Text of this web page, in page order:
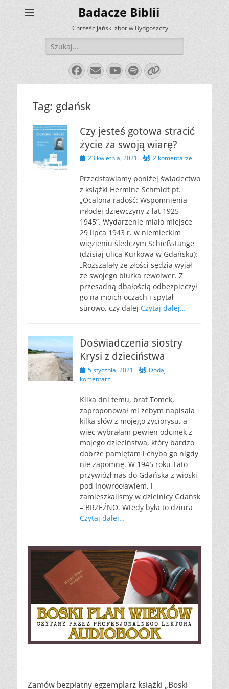
Badacze Biblii
Chrześcijański zbór w Bydgoszczy
Szukaj:
Facebook
E-
mail
YouTube
Spotify
Link
Tag: gdańsk
Czy jesteś gotowa stracić
życie za swoją wiarę?
Opublikowano
23 kwietnia, 2021 2 komentarze
Przedstawiamy poniżej świadectwo
z książki Hermine Schmidt pt.
„Ocalona radość: Wspomnienia
młodej dziewczyny z lat 1925-
1945”. Wydarzenie miało miejsce
29 lipca 1943 r. w niemieckim
więzieniu śledczym Schießstange
(dzisiaj ulica Kurkowa w Gdańsku):
„Rozszalały ze złości sędzia wyjął
ze swojego biurka rewolwer. Z
przesadną dbałością odbezpieczył
go na moich oczach i spytał
surowo, czy dalej Czytaj dalej…
Doświadczenia siostry
Krysi z dzieciństwa
Opublikowano
5 stycznia, 2021
Dodaj
komentarz
Kilka dni temu, brat Tomek,
zaproponował mi żebym napisała
kilka słów z mojego życiorysu, a
wiec wybrałam pewien odcinek z
mojego dzieciństwa, który bardzo
dobrze pamiętam i chyba go nigdy
nie zapomnę. W 1945 roku Tato
przywiózł nas do Gdańska z wioski
pod Inowrocławiem, i
zamieszkaliśmy w dzielnicy Gdańsk
– BRZEŹNO. Wtedy była to dziura
Czytaj dalej…
Zamów bezpłatny egzemplarz książki „Boski